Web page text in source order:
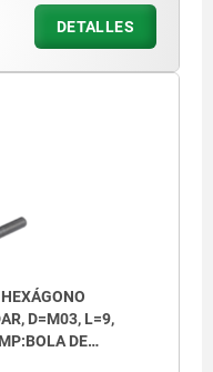
DETALLES
D=M03, L=9,
DE